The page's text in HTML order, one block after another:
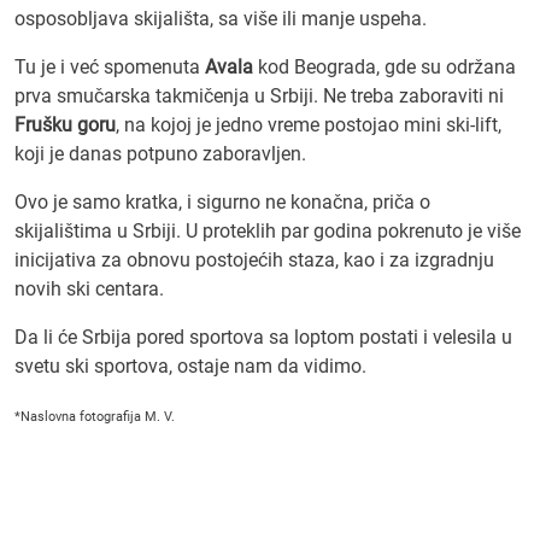
osposobljava skijališta, sa više ili manje uspeha.
Tu je i već spomenuta Avala kod Beograda, gde su održana
prva smučarska takmičenja u Srbiji. Ne treba zaboraviti ni
Frušku goru, na kojoj je jedno vreme postojao mini ski-lift,
koji je danas potpuno zaboravljen.
Ovo je samo kratka, i sigurno ne konačna, priča o
skijalištima u Srbiji. U proteklih par godina pokrenuto je više
inicijativa za obnovu postojećih staza, kao i za izgradnju
novih ski centara.
Da li će Srbija pored sportova sa loptom postati i velesila u
svetu ski sportova, ostaje nam da vidimo.
*Naslovna fotografija M. V.